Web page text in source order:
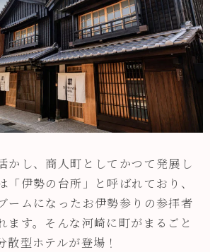
かし、商人町としてかつて発展し
「伊勢の台所」と呼ばれており、
ームになったお伊勢参りの参拝者
ます。そんな河崎に町がまるごと
散型ホテルが登場！